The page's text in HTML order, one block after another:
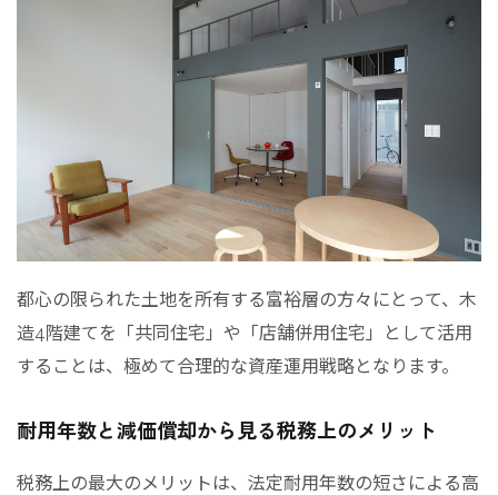
都心の限られた土地を所有する富裕層の方々にとって、木
造4階建てを「共同住宅」や「店舗併用住宅」として活用
することは、極めて合理的な資産運用戦略となります。
耐用年数と減価償却から見る税務上のメリット
税務上の最大のメリットは、法定耐用年数の短さによる高